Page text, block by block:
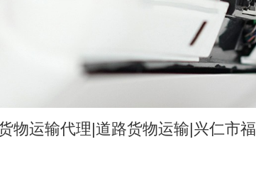
物运输代理|道路货物运输|兴仁市